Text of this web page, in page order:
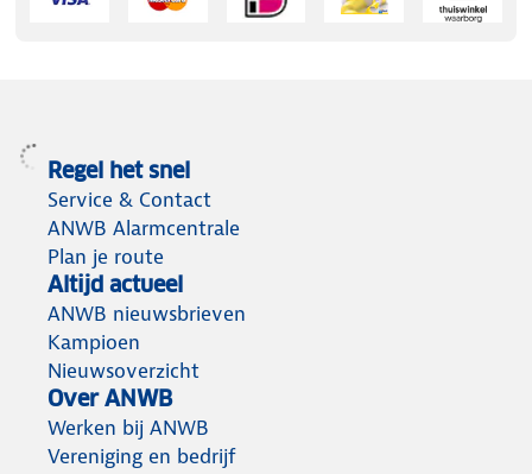
Regel het snel
Service & Contact
ANWB Alarmcentrale
Plan je route
Altijd actueel
ANWB nieuwsbrieven
Kampioen
Nieuwsoverzicht
Over ANWB
Werken bij ANWB
Vereniging en bedrijf